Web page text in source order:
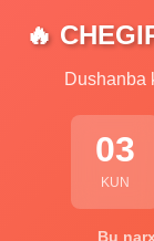
🔥
Dushanba
03
KUN
Bu